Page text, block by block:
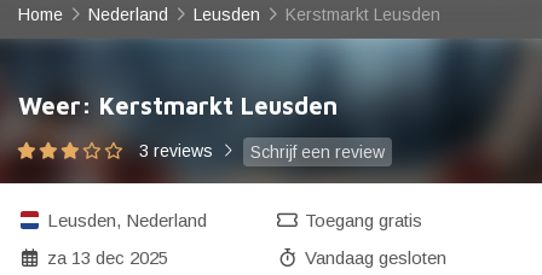
Home Nederland Leusden Kerstmarkt Leusden
Weer: Kerstmarkt Leusden
3 reviews Schrijf een review
Leusden, Nederland
za 13 dec 2025
Toegang gratis
Vandaag gesloten